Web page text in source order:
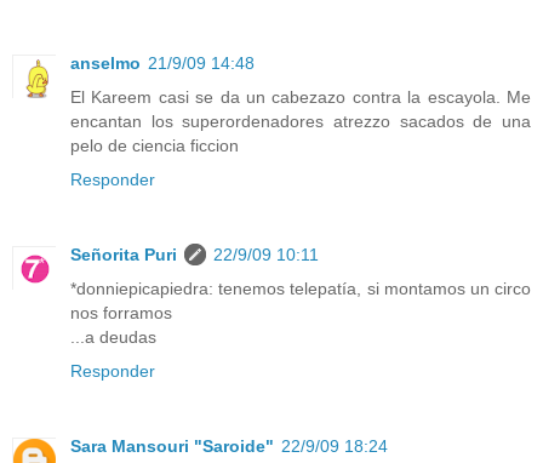
anselmo 21/9/09 14:48
El Kareem casi se da un cabezazo contra la escayola. Me
encantan los superordenadores atrezzo sacados de una
pelo de ciencia ficcion
Responder
Señorita Puri
22/9/09 10:11
*donniepicapiedra: tenemos telepatía, si montamos un circo
nos forramos
...a deudas
Responder
Sara Mansouri "Saroide" 22/9/09 18:24